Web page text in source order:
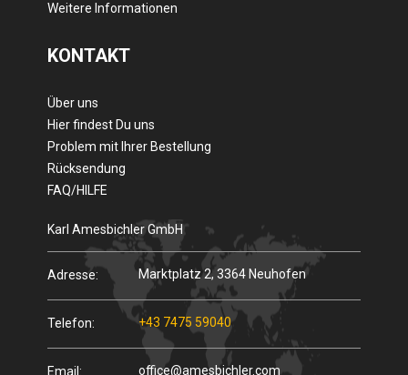
Weitere Informationen
KONTAKT
Über uns
Hier findest Du uns
Problem mit Ihrer Bestellung
Rücksendung
FAQ/HILFE
Karl Amesbichler GmbH
Adresse: Marktplatz 2, 3364 Neuhofen
Telefon: +43 7475 59040
Email: office@amesbichler.com